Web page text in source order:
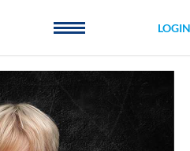
LOGIN